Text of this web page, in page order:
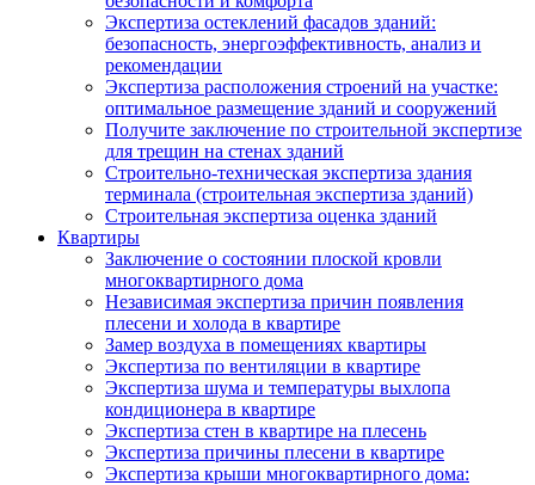
Экспертиза остеклений фасадов зданий:
безопасность, энергоэффективность, анализ и
рекомендации
Экспертиза расположения строений на участке:
оптимальное размещение зданий и сооружений
Получите заключение по строительной экспертизе
для трещин на стенах зданий
Строительно-техническая экспертиза здания
терминала (строительная экспертиза зданий)
Строительная экспертиза оценка зданий
Квартиры
Заключение о состоянии плоской кровли
многоквартирного дома
Независимая экспертиза причин появления
плесени и холода в квартире
Замер воздуха в помещениях квартиры
Экспертиза по вентиляции в квартире
Экспертиза шума и температуры выхлопа
кондиционера в квартире
Экспертиза стен в квартире на плесень
Экспертиза причины плесени в квартире
Экспертиза крыши многоквартирного дома: